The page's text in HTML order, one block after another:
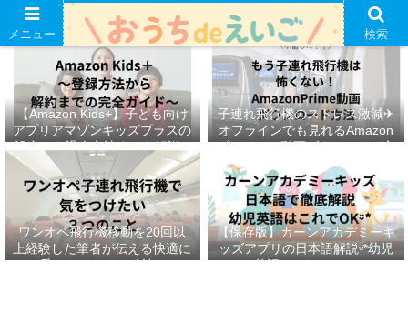
【Amazon Kids+】子ども向け
アプリアマゾンキッズプラスの
設定から退会方法までを解説ᵕ̈*
子連れ飛行機のストレス激減✈︎
オフラインでも見れるAmazon
プライムの動画ダウンロード方
ワンオペ飛行機移動を20回以
上経験した筆者が伝える快適に
乗りきるための秘訣ᵕ̈*
【保存版】カーンアカデミーキ
ッズアプリの日本語解説ᵕ̈*幼児
英語はこれでOKᵕ̈*
メニュー 検索